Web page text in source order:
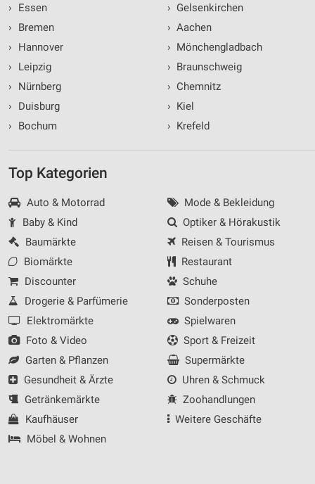
›
Essen
›
Bremen
›
Hannover
›
Leipzig
›
Nürnberg
›
Duisburg
›
Bochum
› Gelsenkirchen
› Aachen
› Mönchengladbach
› Braunschweig
› Chemnitz
› Kiel
› Krefeld
Top Kategorien
Auto & Motorrad
Baby & Kind
Baumärkte
Biomärkte
Discounter
Drogerie & Parfümerie
Elektromärkte
Foto & Video
Garten & Pflanzen
Gesundheit & Ärzte
Getränkemärkte
Kaufhäuser
Möbel & Wohnen
Mode & Bekleidung
Optiker & Hörakustik
Reisen & Tourismus
Restaurant
Schuhe
Sonderposten
Spielwaren
Sport & Freizeit
Supermärkte
Uhren & Schmuck
Zoohandlungen
Weitere Geschäfte